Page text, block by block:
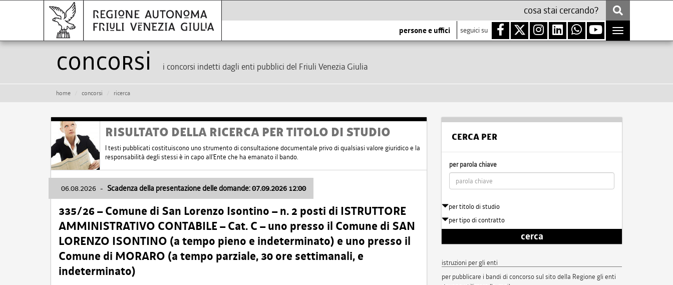
persone e uffici seguici su
Toggle
navigation
Concorsi i concorsi indetti dagli enti pubblici del Friuli Venezia Giulia
home concorsi ricerca
RISULTATO DELLA RICERCA PER TITOLO DI STUDIO
I testi pubblicati costituiscono uno strumento di consultazione documentale privo di qualsiasi valore giuridico e la
responsabilità degli stessi è in capo all'Ente che ha emanato il bando.
06.08.2026 - Scadenza della presentazione delle domande: 07.09.2026 12:00
335/26 – Comune di San Lorenzo Isontino – n. 2 posti di ISTRUTTORE
AMMINISTRATIVO CONTABILE – Cat. C – uno presso il Comune di SAN
LORENZO ISONTINO (a tempo pieno e indeterminato) e uno presso il
Comune di MORARO (a tempo parziale, 30 ore settimanali, e
indeterminato)
CERCA PER
per parola chiave
per titolo di studio
per tipo di contratto
cerca
istruzioni per gli enti
per pubblicare i bandi di concorso sul sito della Regione gli enti